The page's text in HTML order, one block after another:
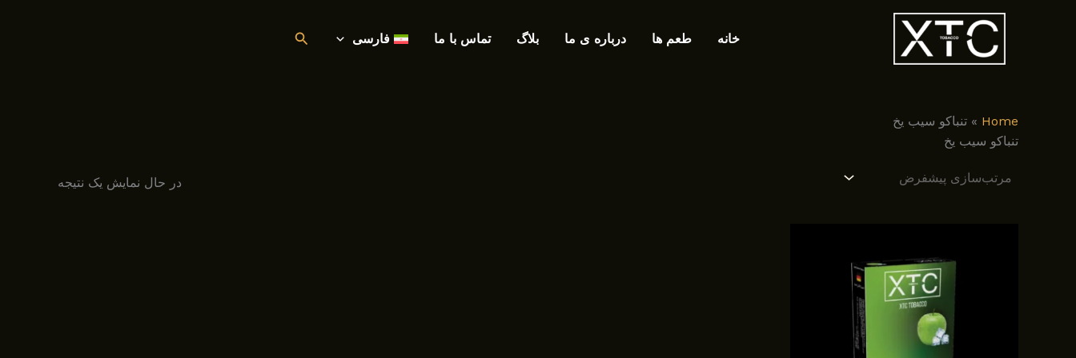
خانه طعم ها درباره ی ما بلاگ تماس با ما فارسی جستجو
Home
» تنباکو سیب یخ
تنباکو سیب یخ
در حال نمایش یک نتیجه